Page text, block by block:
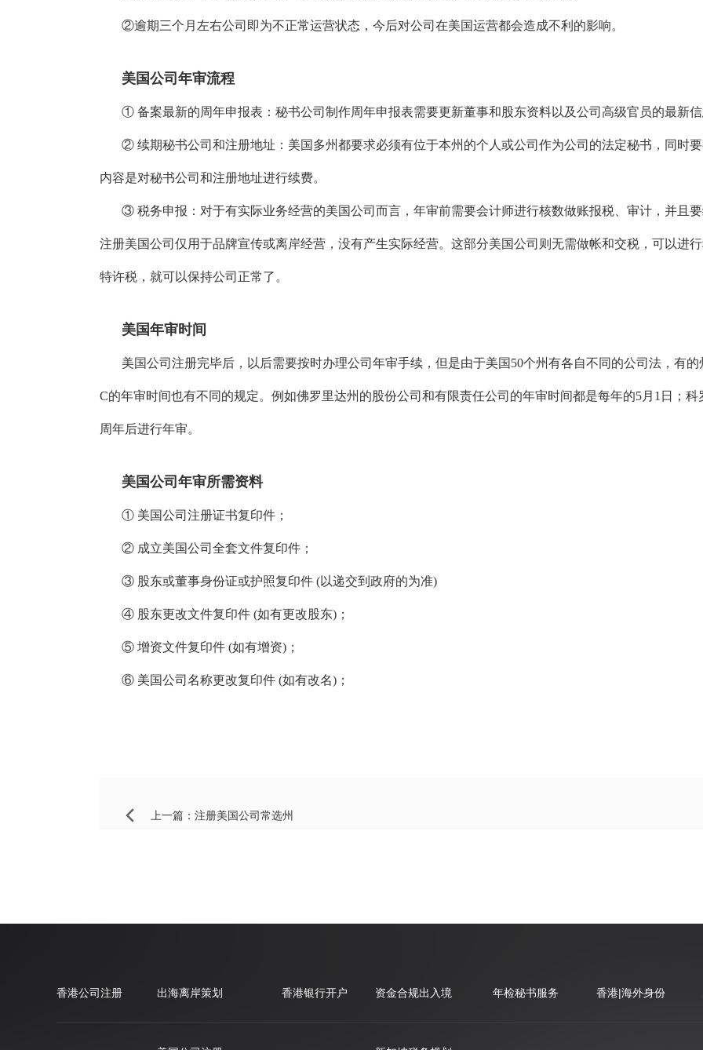
②逾期三个月左右公司即为不正常运营状态，今后对公司在美国运营都会造成不利的影响。
美国公司年审流程
① 备案最新的周年申报表：秘书公司制作周年申报表需要更新董事和股东资料以及公司高级官员的最新
② 续期秘书公司和注册地址：美国多州都要求必须有位于本州的个人或公司作为公司的法定秘书，同时
内容是对秘书公司和注册地址进行续费。
③ 税务申报：对于有实际业务经营的美国公司而言，年审前需要会计师进行核数做账报税、审计，并且
注册美国公司仅用于品牌宣传或离岸经营，没有产生实际经营。这部分美国公司则无需做帐和交税，可以进
特许税，就可以保持公司正常了。
美国年审时间
美国公司注册完毕后，以后需要按时办理公司年审手续，但是由于美国50个州有各自不同的公司法，有
C的年审时间也有不同的规定。例如佛罗里达州的股份公司和有限责任公司的年审时间都是每年的5月1日；
周年后进行年审。
美国公司年审所需资料
① 美国公司注册证书复印件；
② 成立美国公司全套文件复印件；
③ 股东或董事身份证或护照复印件 (以递交到政府的为准)
④ 股东更改文件复印件 (如有更改股东)；
⑤ 增资文件复印件 (如有增资)；
⑥ 美国公司名称更改复印件 (如有改名)；
上一篇： 注册美国公司常选州
香港公司注册 出海离岸策划 香港银行开户 资金合规出入境 年检秘书服务 香港|海外身份